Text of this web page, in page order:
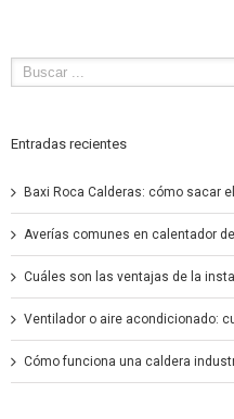
Entradas recientes
Baxi Roca Calderas: cómo sacar
Averías comunes en calentador
Cuáles son las ventajas de la
Ventilador o aire acondicionado:
Cómo funciona una caldera